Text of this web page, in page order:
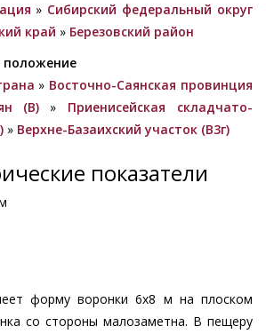
» Сибирский федеральный округ
край » Березовский район
положение
» Восточно-Саянская провинция
(B) » Приенисейская складчато-
» Верхне-Базаихский участок (В3г)
показатели
форму воронки 6х8 м на плоском
со стороны малозаметна. В пещеру